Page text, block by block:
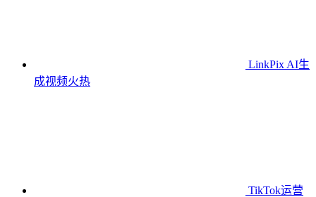
LinkPix AI生
成视频火热
TikTok运营